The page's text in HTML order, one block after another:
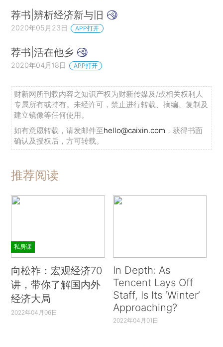
荐书|辨析经济新与旧
2020年05月23日 APP打开
荐书|活在他乡
2020年04月18日 APP打开
财新网所刊载内容之知识产权为财新传媒及/或相关权利人
专属所有或持有。未经许可，禁止进行转载、摘编、复制及
建立镜像等任何使用。
如有意愿转载，请发邮件至hello@caixin.com ，获得书面
确认及授权后，方可转载。
推荐阅读
私房课
向松祚：宏观经济70
讲，带你了解国内外
经济大局
2022年04月06日
In Depth: As
Tencent Lays Off
Staff, Is Its ‘Winter’
Approaching?
2022年04月01日